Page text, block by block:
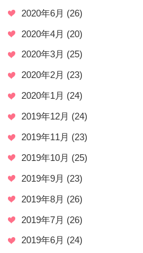
2020年6月 (26)
2020年4月 (20)
2020年3月 (25)
2020年2月 (23)
2020年1月 (24)
2019年12月 (24)
2019年11月 (23)
2019年10月 (25)
2019年9月 (23)
2019年8月 (26)
2019年7月 (26)
2019年6月 (24)